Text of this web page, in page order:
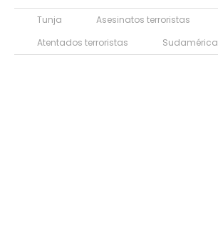
Tunja Asesinatos terroristas
Atentados terroristas
Sudamérica